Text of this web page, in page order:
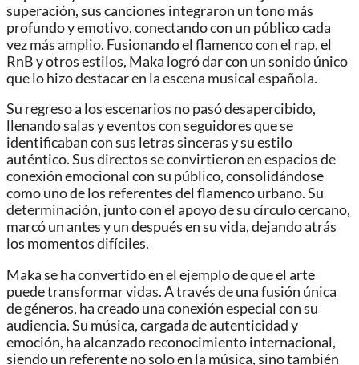
superación, sus canciones integraron un tono más
profundo y emotivo, conectando con un público cada
vez más amplio. Fusionando el flamenco con el rap, el
RnB y otros estilos, Maka logró dar con un sonido único
que lo hizo destacar en la escena musical española.
Su regreso a los escenarios no pasó desapercibido,
llenando salas y eventos con seguidores que se
identificaban con sus letras sinceras y su estilo
auténtico. Sus directos se convirtieron en espacios de
conexión emocional con su público, consolidándose
como uno de los referentes del flamenco urbano. Su
determinación, junto con el apoyo de su círculo cercano,
marcó un antes y un después en su vida, dejando atrás
los momentos difíciles.
Maka se ha convertido en el ejemplo de que el arte
puede transformar vidas. A través de una fusión única
de géneros, ha creado una conexión especial con su
audiencia. Su música, cargada de autenticidad y
emoción, ha alcanzado reconocimiento internacional,
siendo un referente no solo en la música, sino también